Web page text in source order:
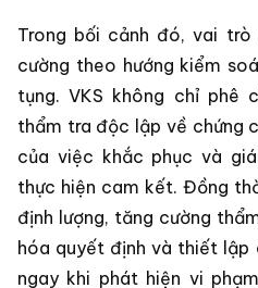
Trong bối cảnh đó, vai
cường theo hướng kiểm
tụng. VKS không chỉ phê
thẩm tra độc lập về chứng
của việc khắc phục và
thực hiện cam kết. Đồng
định lượng, tăng cường
hóa quyết định và thiết
ngay khi phát hiện vi